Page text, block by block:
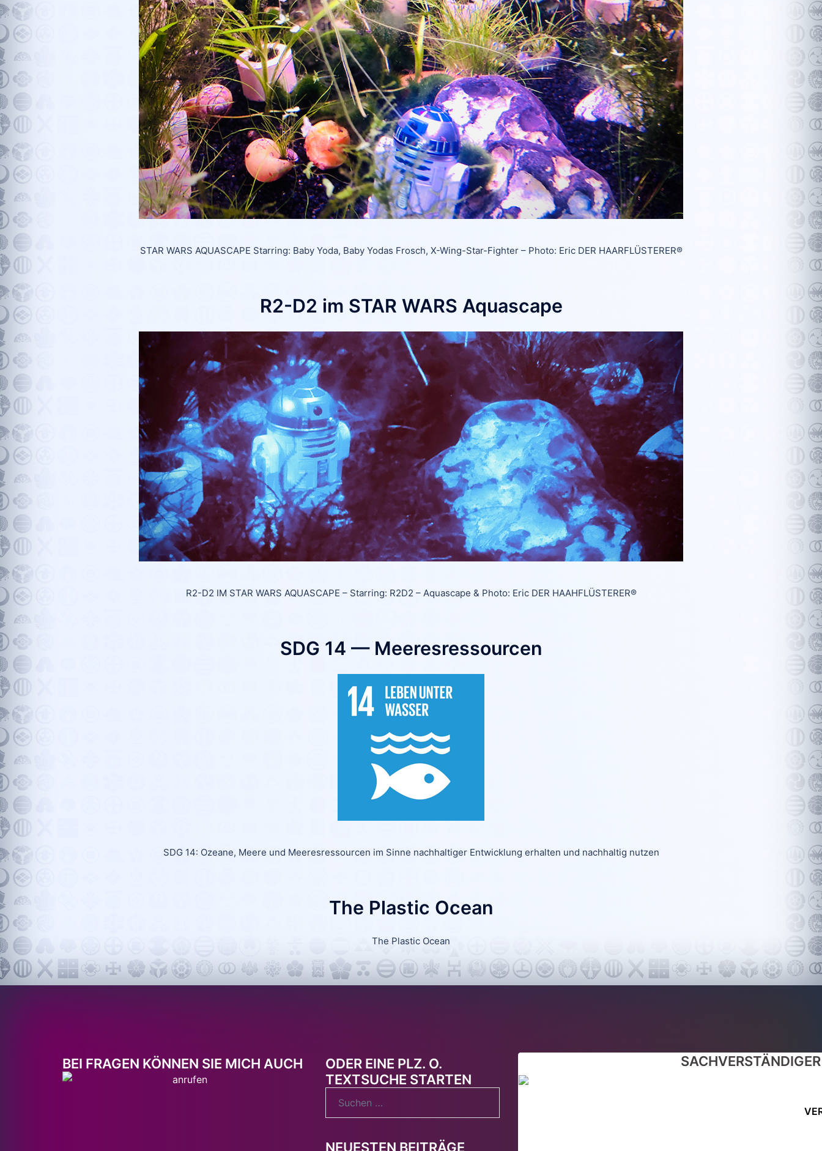
STAR WARS AQUASCAPE Starring: Baby Yoda, Baby Yodas Frosch, X-Wing-Star-Fighter – Photo: Eric DER HAARFLÜSTERER®
R2-D2 im STAR WARS Aquascape
R2-D2 IM STAR WARS AQUASCAPE – Starring: R2D2 – Aquascape & Photo: Eric DER HAAHFLÜSTERER®
SDG 14 — Meeresressourcen
SDG 14: Ozeane, Meere und Meeresressourcen im Sinne nachhaltiger Entwicklung erhalten und nachhaltig nutzen
The Plastic Ocean
The Plastic Ocean
BEI FRAGEN KÖNNEN SIE MICH AUCH
ODER EINE PLZ. O.
TEXTSUCHE STARTEN
NEUESTEN BEITRÄGE